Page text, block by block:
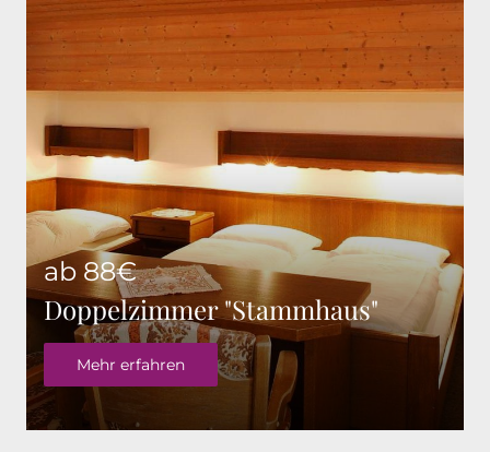
ab 88€
Doppelzimmer "Stammhaus"
Mehr erfahren